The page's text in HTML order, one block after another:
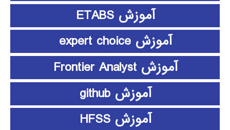
آموزش ETABS
آموزش expert choice
آموزش Frontier Analyst
آموزش github
آموزش HFSS